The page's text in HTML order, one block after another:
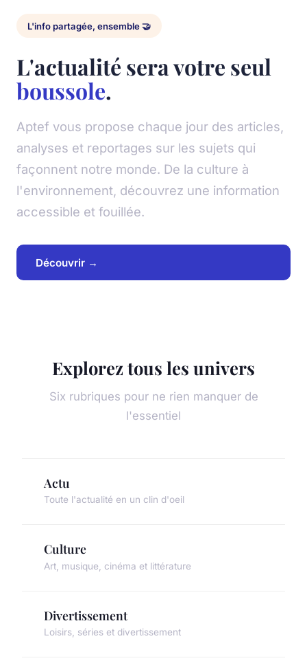
L'info partagée, ensemble 🤝
L'actualité sera votre seul
boussole.
Aptef vous propose chaque jour des articles,
analyses et reportages sur les sujets qui
façonnent notre monde. De la culture à
l'environnement, découvrez une information
accessible et fouillée.
Découvrir →
Explorez tous les univers
Six rubriques pour ne rien manquer de
l'essentiel
Actu
Toute l'actualité en un clin d'oeil
Culture
Art, musique, cinéma et littérature
Divertissement
Loisirs, séries et divertissement